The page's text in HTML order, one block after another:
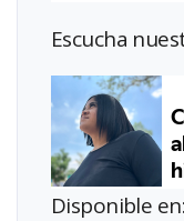
Escucha
Disponible en: